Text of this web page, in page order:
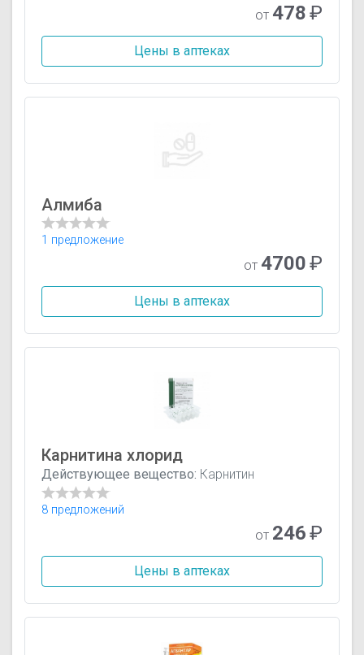
от 478₽
Цены в аптеках
Алмиба
1 предложение
от 4700₽
Цены в аптеках
Карнитина хлорид
Действующее вещество: Карнитин
8 предложений
от 246₽
Цены в аптеках